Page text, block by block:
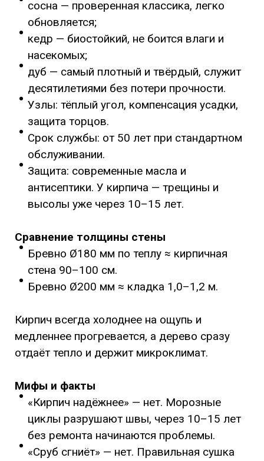
сосна — проверенная классика, легко
обновляется;
кедр — биостойкий, не боится влаги и
насекомых;
дуб — самый плотный и твёрдый, служит
десятилетиями без потери прочности.
Узлы: тёплый угол, компенсация усадки,
защита торцов.
Срок службы: от 50 лет при стандартном
обслуживании.
Защита: современные масла и
антисептики. У кирпича — трещины и
высолы уже через 10–15 лет.
Сравнение толщины стены
Бревно Ø180 мм по теплу ≈ кирпичная
стена 90–100 см.
Бревно Ø200 мм ≈ кладка 1,0–1,2 м.
Кирпич всегда холоднее на ощупь и
медленнее прогревается, а дерево сразу
отдаёт тепло и держит микроклимат.
Мифы и факты
«Кирпич надёжнее» — нет. Морозные
циклы разрушают швы, через 10–15 лет
без ремонта начинаются проблемы.
«Сруб сгниёт» — нет. Правильная сушка